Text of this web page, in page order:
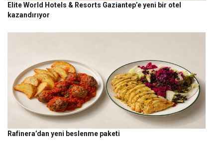
Elite World Hotels & Resorts Gaziantep’e yeni bir otel
kazandırıyor
Rafinera’dan yeni beslenme paketi